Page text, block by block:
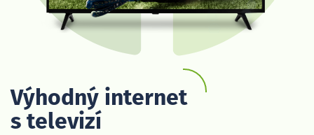
Výhodný internet
s televizí